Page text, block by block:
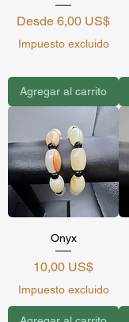
Desde 6,00 US$
Precio de oferta
Impuesto excluido
Agregar al carrito
Onyx
Precio
10,00 US$
Impuesto excluido